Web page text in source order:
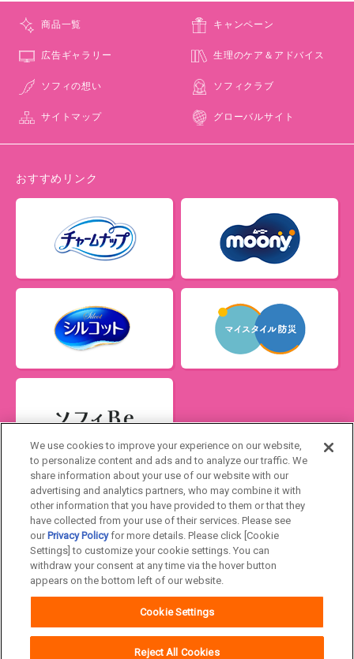
商品一覧 キャンペーン
広告ギャラリー 生理のケア＆アドバイス
ソフィの想い ソフィクラブ
サイトマップ グローバルサイト
おすすめリンク
Japan
ユニ・チャームHOME お問い合わせ
ウェブサイト利用規約
公式アカウント コミュニティガイドライ
We use cookies to improve your experience on our website,
to personalize content and ads and to analyze our traffic. We
share information about your use of our website with our
advertising and analytics partners, who may combine it with
other information that you have provided to them or that they
have collected from your use of their services. Please see
our Privacy Policyfor more details. Please click [Cookie
Settings] to customize your cookie settings. You can
withdraw your consent at any time via the hover button
appears on the bottom left of our website.
Cookie Settings
Reject All Cookies